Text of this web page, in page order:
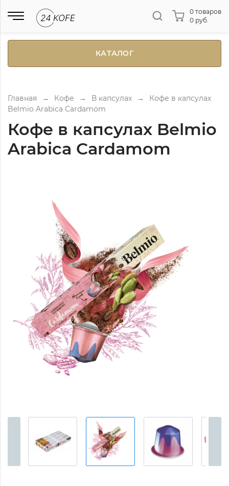
0 товаров
0 руб.
КАТАЛОГ
Главная → Кофе → В капсулах →
Кофе в капсулах
Belmio Arabica Cardamom
Кофе в капсулах Belmio
Arabica Cardamom